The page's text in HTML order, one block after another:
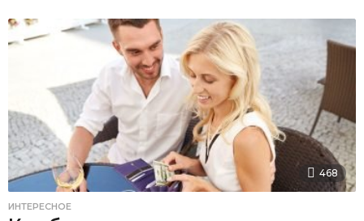
468
ИНТЕРЕСНОЕ